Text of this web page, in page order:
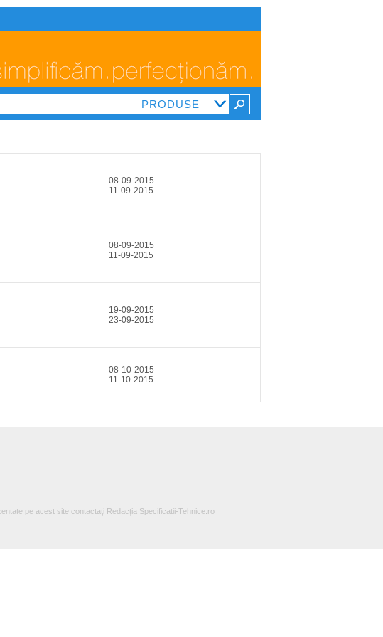
08-09-2015
11-09-2015
08-09-2015
11-09-2015
19-09-2015
23-09-2015
08-10-2015
11-10-2015
pe acest site contactaţi Redacţia Specificatii-Tehnice.ro